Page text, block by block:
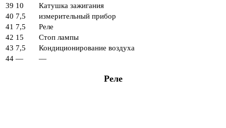
39 10
Катушка зажигания
40 7,5
измерительный прибор
41 7,5
Реле
42 15
Стоп лампы
43 7,5
Кондиционирование воздуха
44 — —
Реле